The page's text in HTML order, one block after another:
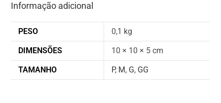
Informação adicional
PESO 0,1 kg
DIMENSÕES 10 × 10 × 5 cm
TAMANHO P, M, G, GG